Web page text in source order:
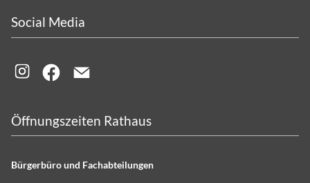
Social Media
Öffnungszeiten Rathaus
Bürgerbüro und Fachabteilungen